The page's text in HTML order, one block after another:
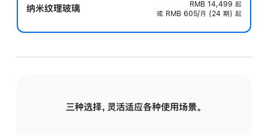
纳米纹理玻璃 RMB 14,499 起
或 RMB 605/月 (24 期) 起
三种选择，灵活适应各种使用场景。